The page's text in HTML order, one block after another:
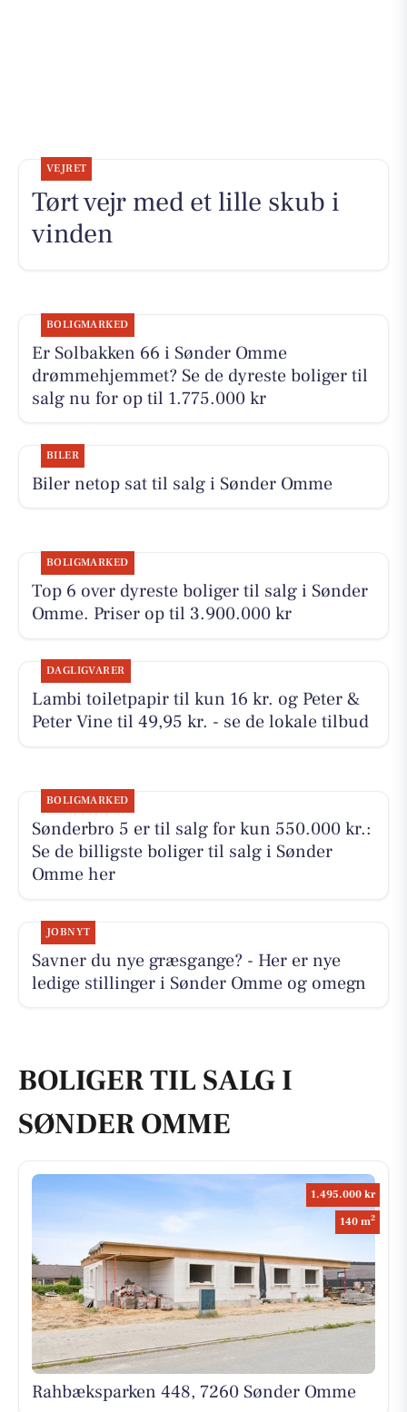
VEJRET
Tørt vejr med et lille skub i
vinden
BOLIGMARKED
Er Solbakken 66 i Sønder Omme
drømmehjemmet? Se de dyreste boliger til
salg nu for op til 1.775.000 kr
BILER
Biler netop sat til salg i Sønder Omme
BOLIGMARKED
Top 6 over dyreste boliger til salg i Sønder
Omme. Priser op til 3.900.000 kr
DAGLIGVARER
Lambi toiletpapir til kun 16 kr. og Peter &
Peter Vine til 49,95 kr. - se de lokale tilbud
BOLIGMARKED
Sønderbro 5 er til salg for kun 550.000 kr.:
Se de billigste boliger til salg i Sønder
Omme her
JOBNYT
Savner du nye græsgange? - Her er nye
ledige stillinger i Sønder Omme og omegn
BOLIGER TIL SALG I
SØNDER OMME
1.495.000 kr
140 m2
Rahbæksparken 448, 7260 Sønder Omme